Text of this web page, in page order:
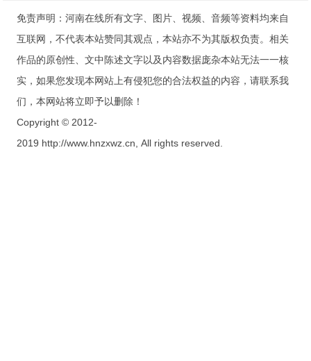
免责声明：河南在线所有文字、图片、视频、音频等资料均来自
互联网，不代表本站赞同其观点，本站亦不为其版权负责。相关
作品的原创性、文中陈述文字以及内容数据庞杂本站无法一一核
实，如果您发现本网站上有侵犯您的合法权益的内容，请联系我
们，本网站将立即予以删除！
Copyright © 2012-
2019 http://www.hnzxwz.cn, All rights reserved.